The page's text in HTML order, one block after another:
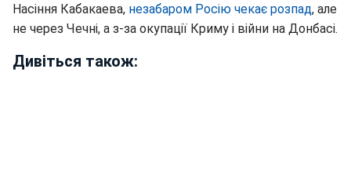
Насіння Кабакаева, незабаром Росію чекає розпад, але
не через Чечні, а з-за окупації Криму і війни на Донбасі.
Дивіться також: